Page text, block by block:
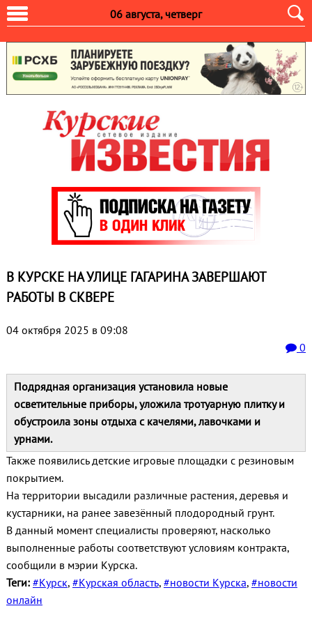
06 августа, четверг
В КУРСКЕ НА УЛИЦЕ ГАГАРИНА ЗАВЕРШАЮТ
РАБОТЫ В СКВЕРЕ
04 октября 2025 в 09:08
0
Подрядная организация установила новые
осветительные приборы, уложила тротуарную плитку и
обустроила зоны отдыха с качелями, лавочками и
урнами.
Также появились детские игровые площадки с резиновым
покрытием.
На территории высадили различные растения, деревья и
кустарники, на ранее завезённый плодородный грунт.
В данный момент специалисты проверяют, насколько
выполненные работы соответствуют условиям контракта,
сообщили в мэрии Курска.
Теги: #Курск, #Курская область, #новости Курска, #новости
онлайн